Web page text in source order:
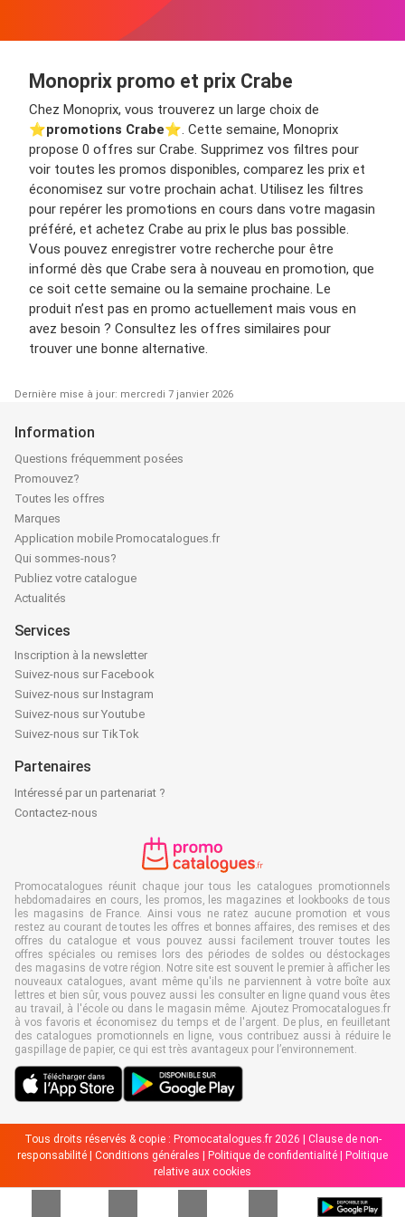
Monoprix promo et prix Crabe
Chez Monoprix, vous trouverez un large choix de
⭐️promotions Crabe⭐️. Cette semaine, Monoprix
propose 0 offres sur Crabe. Supprimez vos filtres pour
voir toutes les promos disponibles, comparez les prix et
économisez sur votre prochain achat. Utilisez les filtres
pour repérer les promotions en cours dans votre magasin
préféré, et achetez Crabe au prix le plus bas possible.
Vous pouvez enregistrer votre recherche pour être
informé dès que Crabe sera à nouveau en promotion, que
ce soit cette semaine ou la semaine prochaine. Le
produit n’est pas en promo actuellement mais vous en
avez besoin ? Consultez les offres similaires pour
trouver une bonne alternative.
Dernière mise à jour: mercredi 7 janvier 2026
Information
Questions fréquemment posées
Promouvez?
Toutes les offres
Marques
Application mobile Promocatalogues.fr
Qui sommes-nous?
Publiez votre catalogue
Actualités
Services
Inscription à la newsletter
Suivez-nous sur Facebook
Suivez-nous sur Instagram
Suivez-nous sur Youtube
Suivez-nous sur TikTok
Partenaires
Intéressé par un partenariat ?
Contactez-nous
Promocatalogues réunit chaque jour tous les catalogues promotionnels
hebdomadaires en cours, les promos, les magazines et lookbooks de tous
les magasins de France. Ainsi vous ne ratez aucune promotion et vous
restez au courant de toutes les offres et bonnes affaires, des remises et des
offres du catalogue et vous pouvez aussi facilement trouver toutes les
offres spéciales ou remises lors des périodes de soldes ou déstockages
des magasins de votre région. Notre site est souvent le premier à afficher les
nouveaux catalogues, avant même qu'ils ne parviennent à votre boîte aux
lettres et bien sûr, vous pouvez aussi les consulter en ligne quand vous êtes
au travail, à l'école ou dans le magasin même. Ajoutez Promocatalogues.fr
à vos favoris et économisez du temps et de l'argent. De plus, en feuilletant
des catalogues promotionnels en ligne, vous contribuez aussi à réduire le
gaspillage de papier, ce qui est très avantageux pour l’environnement.
Tous droits réservés & copie : Promocatalogues.fr 2026 | Clause de non-
responsabilité | Conditions générales | Politique de confidentialité | Politique
relative aux cookies